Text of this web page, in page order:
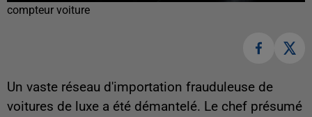
compteur voiture
Un vaste réseau d'importation frauduleuse de
voitures de luxe a été démantelé. Le chef présumé